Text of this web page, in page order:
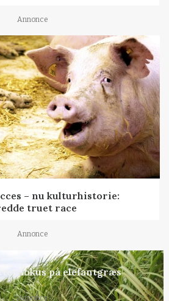
Annonce
– nu kulturhistorie:
truet race
Annonce
fokus på elefantgræs
Annonce